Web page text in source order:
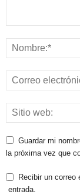
Guardar mi
la próxima vez que
Recibir un
entrada.